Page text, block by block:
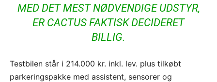
MED DET MEST NØDVENDIGE UDSTYR,
ER CACTUS FAKTISK DECIDERET
BILLIG.
Testbilen står i 214.000 kr. inkl. lev. plus tilkøbt
parkeringspakke med assistent, sensorer og